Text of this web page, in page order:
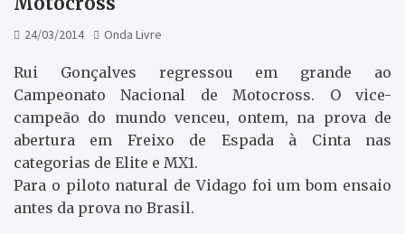
24/03/2014 Onda Livre
Rui Gonçalves regressou em grande ao
Campeonato Nacional de Motocross. O vice-
campeão do mundo venceu, ontem, na prova de
abertura em Freixo de Espada à Cinta nas
categorias de Elite e MX1.
Para o piloto natural de Vidago foi um bom ensaio
antes da prova no Brasil.